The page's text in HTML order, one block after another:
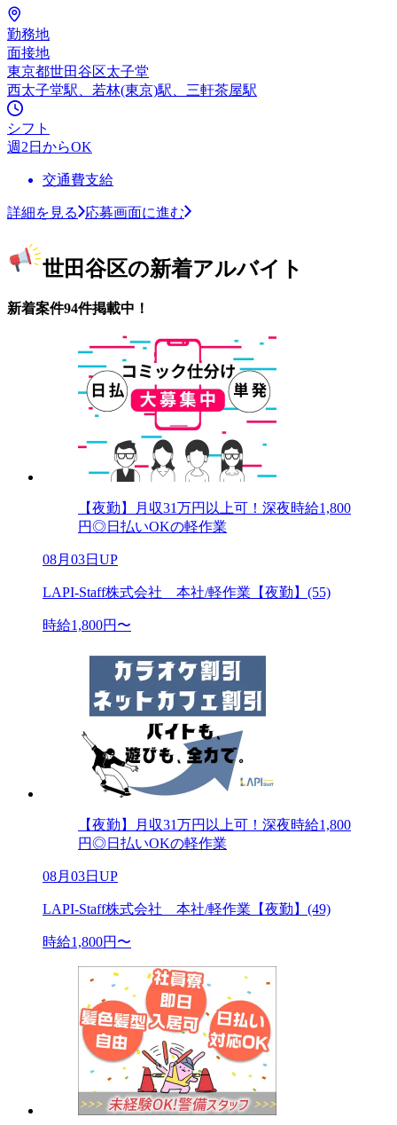
勤務地
面接地
東京都世田谷区太子堂
西太子堂駅、若林(東京)駅、三軒茶屋駅
シフト
週2日からOK
交通費支給
詳細を見る 応募画面に進む
世田谷区の新着アルバイト
新着案件94件掲載中！
【夜勤】月収31万円以上可！深夜時給1,800
円◎日払いOKの軽作業
08月03日UP
LAPI-Staff株式会社 本社/軽作業【夜勤】(55)
時給1,800円〜
【夜勤】月収31万円以上可！深夜時給1,800
円◎日払いOKの軽作業
08月03日UP
LAPI-Staff株式会社 本社/軽作業【夜勤】(49)
時給1,800円〜